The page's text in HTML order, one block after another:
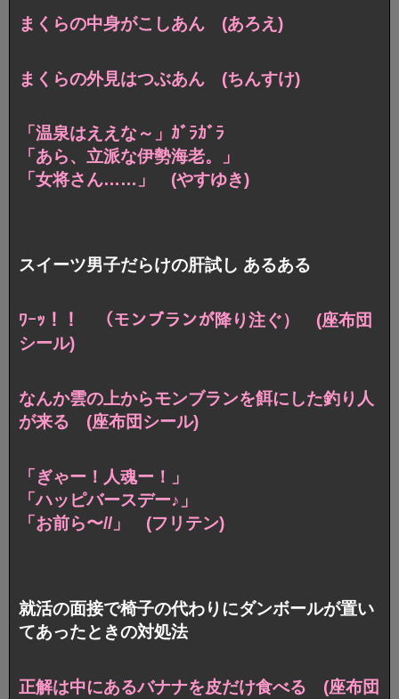
まくらの中身がこしあん (あろえ)
まくらの外見はつぶあん (ちんすけ)
「温泉はええな～」ｶﾞﾗｶﾞﾗ
「あら、立派な伊勢海老。」
「女将さん……」 (やすゆき)
スイーツ男子だらけの肝試し あるある
ﾜｰｯ！！ （モンブランが降り注ぐ） (座布団
シール)
なんか雲の上からモンブランを餌にした釣り人
が来る (座布団シール)
「ぎゃー！人魂ー！」
「ハッピバースデー♪」
「お前ら〜//」 (フリテン)
就活の面接で椅子の代わりにダンボールが置い
てあったときの対処法
正解は中にあるバナナを皮だけ食べる (座布団